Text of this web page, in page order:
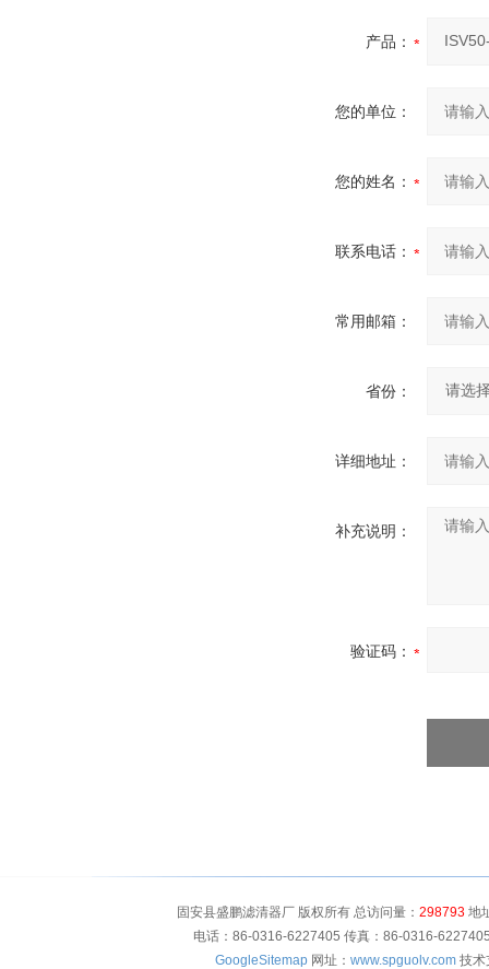
产品：
您的单位：
您的姓名：
联系电话：
常用邮箱：
省份：
详细地址：
补充说明：
验证码：
固安县盛鹏滤清器厂 版权所有 总访问量： 298793地
电话：86-0316-6227405 传真：86-0316-
GoogleSitemap 网址： www.spguolv.com 技术